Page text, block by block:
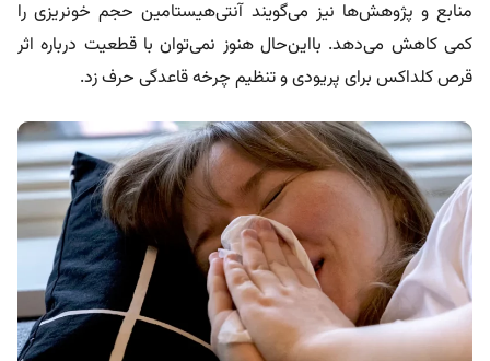
منابع و پژوهش‌ها نیز می‌گویند آنتی‌هیستامین حجم خونریزی را
کمی کاهش می‌دهد. با‌این‌حال هنوز نمی‌توان با قطعیت درباره اثر
قرص کلداکس برای پریودی و تنظیم چرخه قاعدگی حرف زد.